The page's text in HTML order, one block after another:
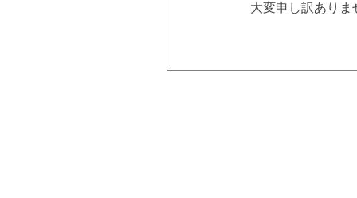
大変申し訳あり